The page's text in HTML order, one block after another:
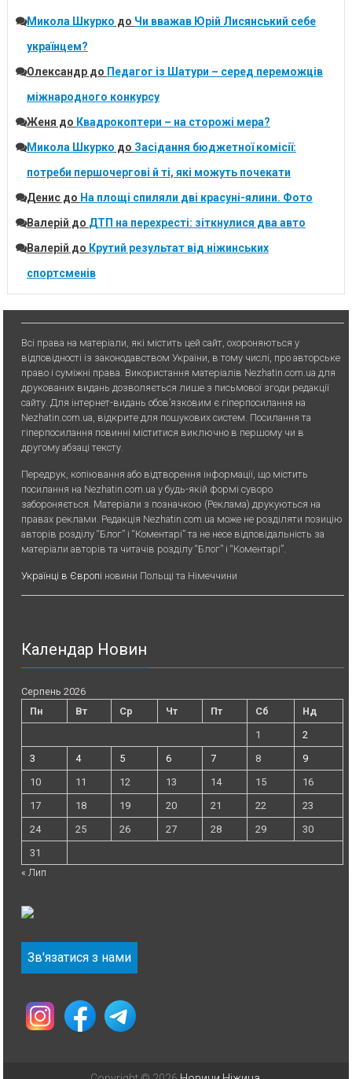
Микола Шкурко до Чи вважав Юрій Лисянський себе
українцем?
Олександрдо Педагог із Шатури – серед переможців
міжнародного конкурсу
Женя до Квадрокоптери – на сторожі мера?
Микола Шкурко до Засідання бюджетної комісії:
потреби першочергові й ті, які можуть почекати
Денисдо На площі спиляли дві красуні-ялини. Фото
Валерій до ДТП на перехресті: зіткнулися два авто
Валерій до Крутий результат від ніжинських
спортсменів
Всі права на матеріали, які містить цей сайт, охороняються у
відповідності із законодавством України, в тому числі, про авторське
право і суміжні права. Використання матерiалiв Nezhatin.com.ua для
друкованих видань дозволяється лише з письмової згоди редакції
сайту. Для iнтернет-видань обов’язковим є гiперпосилання на
Nezhatin.com.ua, відкрите для пошукових систем. Посилання та
гіперпосилання повинні міститися виключно в першому чи в
другому абзаці тексту.
Передрук, копiювання або вiдтворення iнформацiї, що мiстить
посилання на Nezhatin.com.ua у будь-якiй формi суворо
забороняється. Матеріали з позначкою (Реклама) друкуються на
правах реклами. Редакція Nezhatin.com.ua може не розділяти позицію
авторів розділу “Блог” і “Коментарі” та не несе відповідальність за
матеріали авторів та читачів розділу “Блог” і “Коментарі”.
Українці в Європі новини Польщі та Німеччини
Календар Новин
Серпень 2026
Пн
Вт Ср Чт Пт Сб
Нд
1
2
3
4 5 6 7 8
9
10
11 12 13 14 15
16
17
18 19 20 21 22
23
24
25 26 27 28 29
30
31
« Лип
Зв'язатися з нами